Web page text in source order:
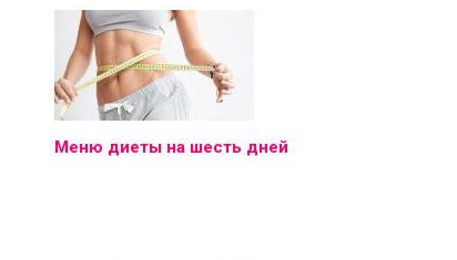
Меню диеты на шесть дней